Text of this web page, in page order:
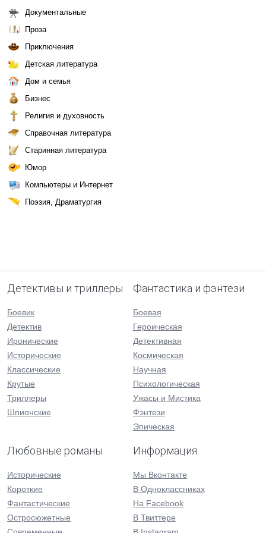
Документальные
Проза
Приключения
Детская литература
Дом и семья
Бизнес
Религия и духовность
Справочная литература
Старинная литература
Юмор
Компьютеры и Интернет
Поэзия, Драматургия
Детективы и триллеры
Боевик
Детектив
Иронические
Исторические
Классические
Крутые
Триллеры
Шпионские
Фантастика и фэнтези
Боевая
Героическая
Детективная
Космическая
Научная
Психологическая
Ужасы и Мистика
Фэнтези
Эпическая
Любовные романы
Исторические
Короткие
Фантастические
Остросюжетные
Информация
Мы Вконтакте
В Одноклассниках
На Facebook
В Твиттере